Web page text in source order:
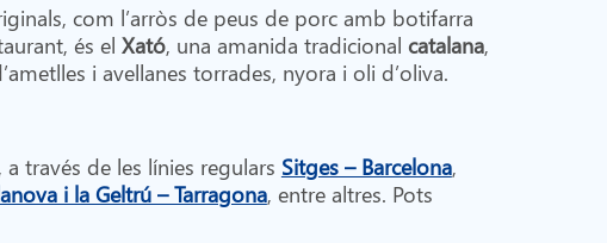
com l’arròs de peus de porc amb botifarra
és el Xató, una amanida tradicional catalana,
i avellanes torrades, nyora i oli d’oliva.
a través de les línies regulars Sitges – Barcelona,
i la Geltrú – Tarragona, entre altres. Pots